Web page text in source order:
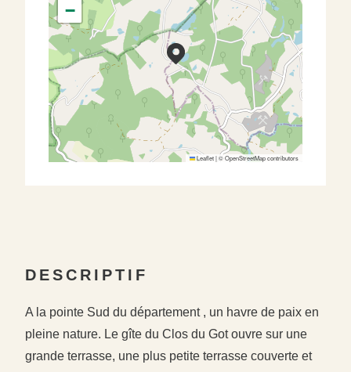
DESCRIPTIF
A la pointe Sud du département , un havre de paix en
pleine nature. Le gîte du Clos du Got ouvre sur une
grande terrasse, une plus petite terrasse couverte et
−
Leaflet|©OpenStreetMapcontributors